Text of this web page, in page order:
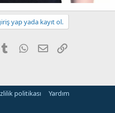
yap yada kayıt ol.
Tumblr WhatsApp
E-posta
politikası
Yardım